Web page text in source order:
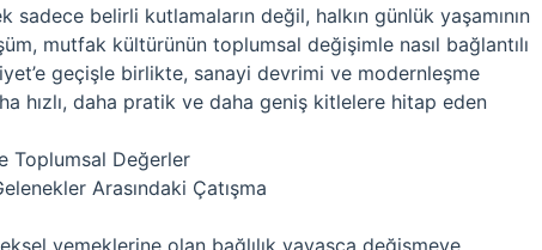
sadece belirli kutlamaların değil, halkın günlük yaşamının
mutfak kültürünün toplumsal değişimle nasıl bağlantılı
geçişle birlikte, sanayi devrimi ve modernleşme
hızlı, daha pratik ve daha geniş kitlelere hitap eden
Toplumsal Değerler
Arasındaki Çatışma
yemeklerine olan bağlılık yavaşça değişmeye